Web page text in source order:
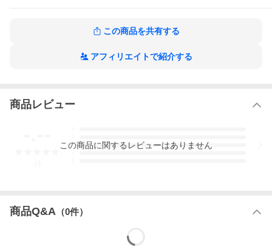
女の頃、レオニーは新聞に載った彼を見て淡い恋心を抱いたもの
続人だった。しかし、曽祖父が突然、遺産はレオニーにゆだねる
と宣言する。呆然とする彼女と激高するポールを見て、さらに訳
なき生活もしだいに熱を帯びはじめ……。稀代の名作家シャーロ
ット・ラムの“耽美”なロマンス! *本書は、ハーレクイン文庫から既
セカンドハネムーン【ハーレクイン・プレゼンツ作家シリーズ別
冊版】の作品をもっと見る
この商品を共有する
アフィリエイトで紹介する
商品レビュー
3
この商品に関するレビューはありません
商品Q&A （0件）